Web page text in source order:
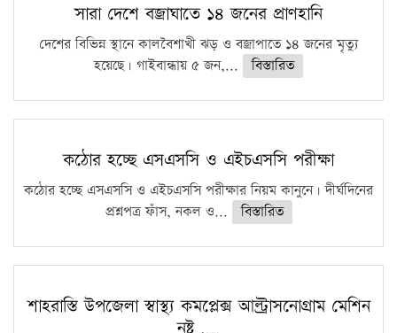
সারা দেশে বজ্রাঘাতে ১৪ জনের প্রাণহানি
দেশের বিভিন্ন স্থানে কালবৈশাখী ঝড় ও বজ্রাপাতে ১৪ জনের মৃত্যু
হয়েছে। গাইবান্ধায় ৫ জন,...
বিস্তারিত
কঠোর হচ্ছে এসএসসি ও এইচএসসি পরীক্ষা
কঠোর হচ্ছে এসএসসি ও এইচএসসি পরীক্ষার নিয়ম কানুনে। দীর্ঘদিনের
প্রশ্নপত্র ফাঁস, নকল ও...
বিস্তারিত
শাহরাস্তি উপজেলা স্বাস্থ্য কমপ্লেক্স আল্ট্রাসনোগ্রাম মেশিন